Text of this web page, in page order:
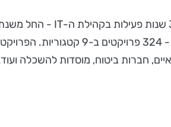
מובילים במשק יותר מ- 3,200 פרויקטים. גם
חברות ביטוח, מוסדות להשכלה